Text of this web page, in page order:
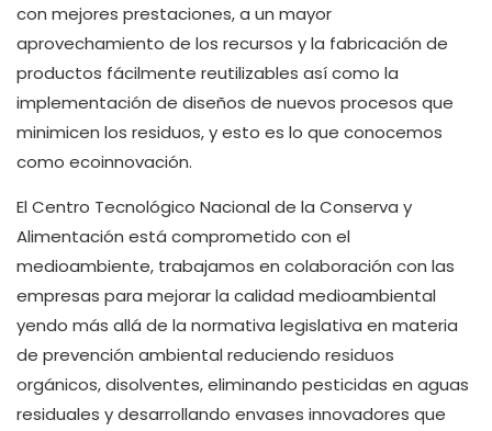
con mejores prestaciones, a un mayor
aprovechamiento de los recursos y la fabricación de
productos fácilmente reutilizables así como la
implementación de diseños de nuevos procesos que
minimicen los residuos, y esto es lo que conocemos
como ecoinnovación.
El Centro Tecnológico Nacional de la Conserva y
Alimentación está comprometido con el
medioambiente, trabajamos en colaboración con las
empresas para mejorar la calidad medioambiental
yendo más allá de la normativa legislativa en materia
de prevención ambiental reduciendo residuos
orgánicos, disolventes, eliminando pesticidas en aguas
residuales y desarrollando envases innovadores que